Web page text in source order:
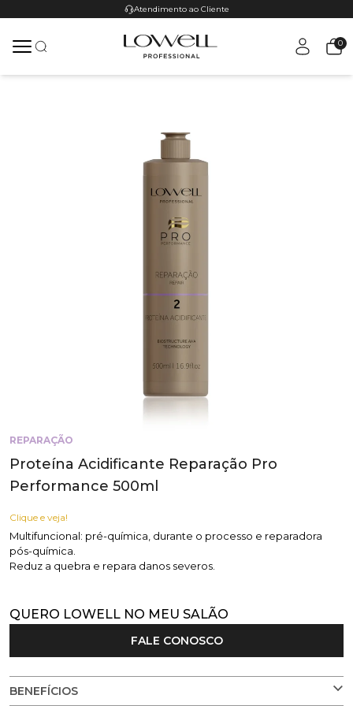
Atendimento ao Cliente
0
REPARAÇÃO
Proteína Acidificante Reparação Pro
Performance 500ml
Clique e veja!
Multifuncional: pré-química, durante o processo e reparadora
pós-química.
Reduz a quebra e repara danos severos.
QUERO LOWELL NO MEU SALÃO
FALE CONOSCO
BENEFÍCIOS